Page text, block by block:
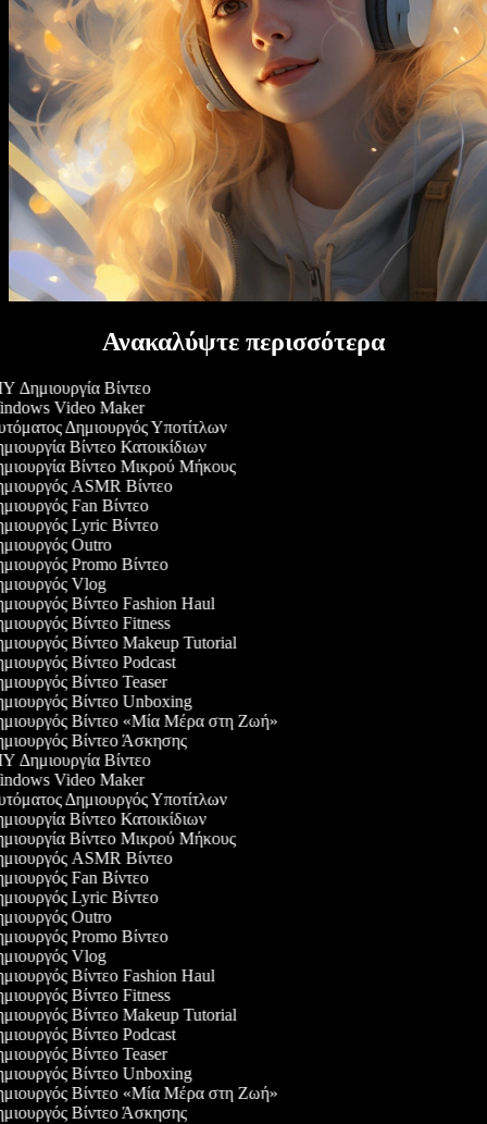
Ανακαλύψτε περισσότερα
Δημιουργία Βίντεο
Video Maker
Δημιουργός Υποτίτλων
Βίντεο Κατοικίδιων
Βίντεο Μικρού Μήκους
ASMR Βίντεο
Fan Βίντεο
Lyric Βίντεο
Outro
Promo Βίντεο
Vlog
Βίντεο Fashion Haul
Βίντεο Fitness
Βίντεο Makeup Tutorial
Βίντεο Podcast
Βίντεο Teaser
Βίντεο Unboxing
Βίντεο «Μία Μέρα στη Ζωή»
Βίντεο Άσκησης
Δημιουργία Βίντεο
Video Maker
Δημιουργός Υποτίτλων
Βίντεο Κατοικίδιων
Βίντεο Μικρού Μήκους
ASMR Βίντεο
Fan Βίντεο
Lyric Βίντεο
Outro
Promo Βίντεο
Vlog
Βίντεο Fashion Haul
Βίντεο Fitness
Βίντεο Makeup Tutorial
Βίντεο Podcast
Βίντεο Teaser
Βίντεο Unboxing
Βίντεο «Μία Μέρα στη Ζωή»
Βίντεο Άσκησης